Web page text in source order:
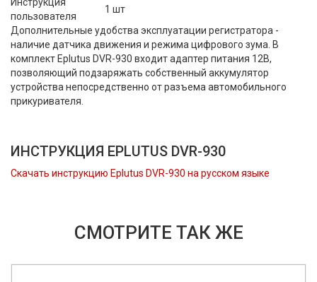
пользователя
1 шт
Дополнительные удобства эксплуатации регистратора -
наличие датчика движения и режима цифрового зума. В
комплект Eplutus DVR-930 входит адаптер питания 12В,
позволяющий подзаряжать собственный аккумулятор
устройства непосредственно от разъема автомобильного
прикуривателя.
ИНСТРУКЦИЯ EPLUTUS DVR-930
Скачать инструкцию Eplutus DVR-930 на русском языке
СМОТРИТЕ ТАК ЖЕ